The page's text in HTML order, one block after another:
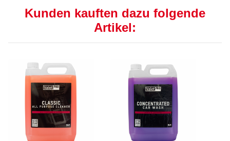
Kunden kauften dazu folgende
Artikel: